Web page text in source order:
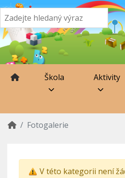
Škola Aktivity
Fotogalerie
V této kategorii není